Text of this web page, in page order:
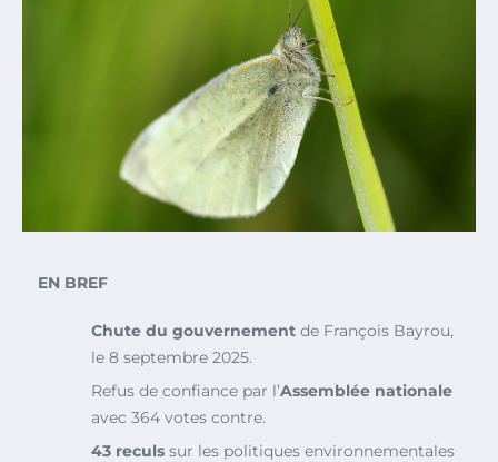
EN BREF
Chute du gouvernement de François Bayrou,
le 8 septembre 2025.
Refus de confiance par l’Assemblée nationale
avec 364 votes contre.
43 reculs sur les politiques environnementales